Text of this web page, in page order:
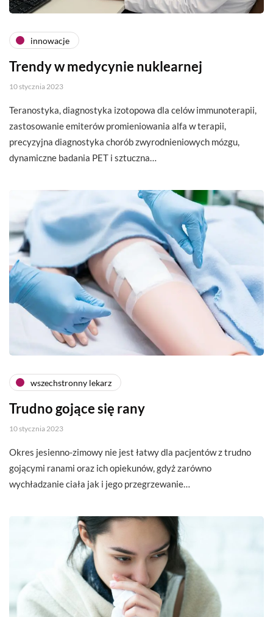
innowacje
Trendy w medycynie nuklearnej
10 stycznia 2023
Teranostyka, diagnostyka izotopowa dla celów immunoterapii,
zastosowanie emiterów promieniowania alfa w terapii,
precyzyjna diagnostyka chorób zwyrodnieniowych mózgu,
dynamiczne badania PET i sztuczna…
wszechstronny lekarz
Trudno gojące się rany
10 stycznia 2023
Okres jesienno-zimowy nie jest łatwy dla pacjentów z trudno
gojącymi ranami oraz ich opiekunów, gdyż zarówno
wychładzanie ciała jak i jego przegrzewanie…